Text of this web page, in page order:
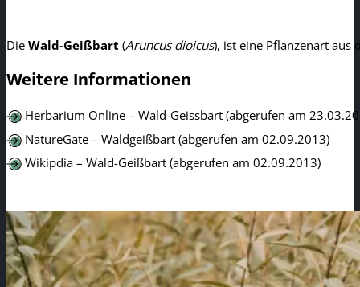
Die Wald-Geißbart (Aruncus dioicus), ist eine Pflanzenart
Weitere Informationen
Herbarium Online – Wald-Geissbart (abgerufen am
NatureGate – Waldgeißbart (abgerufen am 02.09.2013)
Wikipdia – Wald-Geißbart (abgerufen am 02.09.2013)